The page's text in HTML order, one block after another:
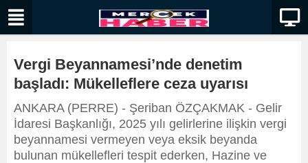
Vergi Beyannamesi’nde denetim
başladı: Mükelleflere ceza uyarısı
ANKARA (PERRE) - Şeriban ÖZÇAKMAK - Gelir
İdaresi Başkanlığı, 2025 yılı gelirlerine ilişkin vergi
beyannamesi vermeyen veya eksik beyanda
bulunan mükellefleri tespit ederken, Hazine ve